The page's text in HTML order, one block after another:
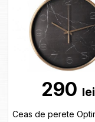
290 lei